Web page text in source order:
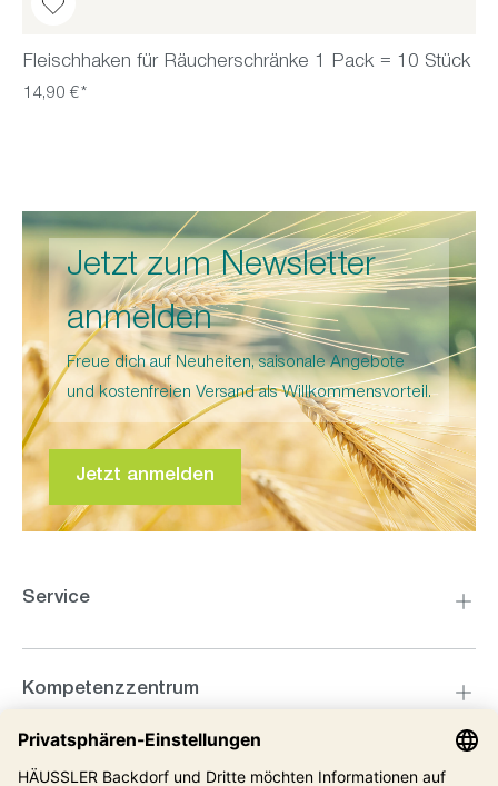
Fleischhaken für Räucherschränke 1 Pack = 10 Stück
14,90 €*
Jetzt zum Newsletter
anmelden
Freue dich auf Neuheiten, saisonale Angebote
und kostenfreien Versand als Willkommensvorteil.
Jetzt anmelden
Service
Kompetenzzentrum
Informationen